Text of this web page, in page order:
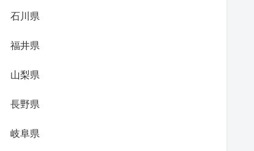
石川県
福井県
山梨県
長野県
岐阜県